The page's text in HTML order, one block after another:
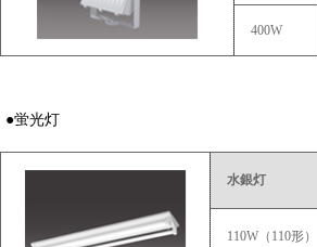
400W
●蛍光灯
水銀灯
110W（110形）